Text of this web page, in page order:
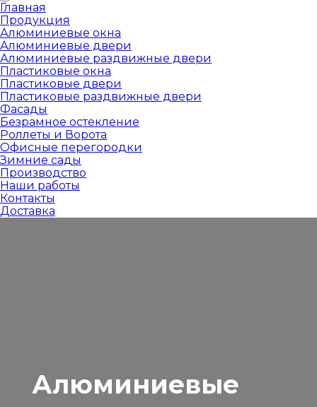
Главная
Продукция
Алюминиевые окна
Алюминиевые двери
Алюминиевые раздвижные двери
Пластиковые окна
Пластиковые двери
Пластиковые раздвижные двери
Фасады
Безрамное остекление
Роллеты и Ворота
Офисные перегородки
Зимние сады
Производство
Наши работы
Контакты
Доставка
Алюминиевые